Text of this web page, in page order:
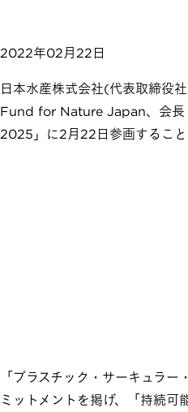
2022年02月22日
日本水産株式会社(代表取締役
Fund for Nature Japan、会長
2025」に2月22日参画すること
「プラスチック・サーキュラ
ミットメントを掲げ、「持続